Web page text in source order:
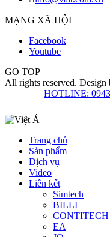
MẠNG XÃ HỘI
Facebook
Youtube
GO TOP
All rights reserved. Design
HOTLINE:
Trang chủ
Sản phẩm
Dịch vụ
Video
Liên kết
Simtech
BILLI
CONTITECH
EA